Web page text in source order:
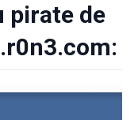
pirate de